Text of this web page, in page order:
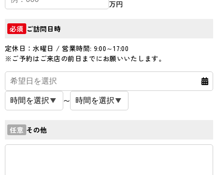
万円
必須 ご訪問日時
定休日：水曜日 / 営業時間: 9:00～17:00
※ご予約はご来店の前日までにお願いいたします。
〜
任意 その他